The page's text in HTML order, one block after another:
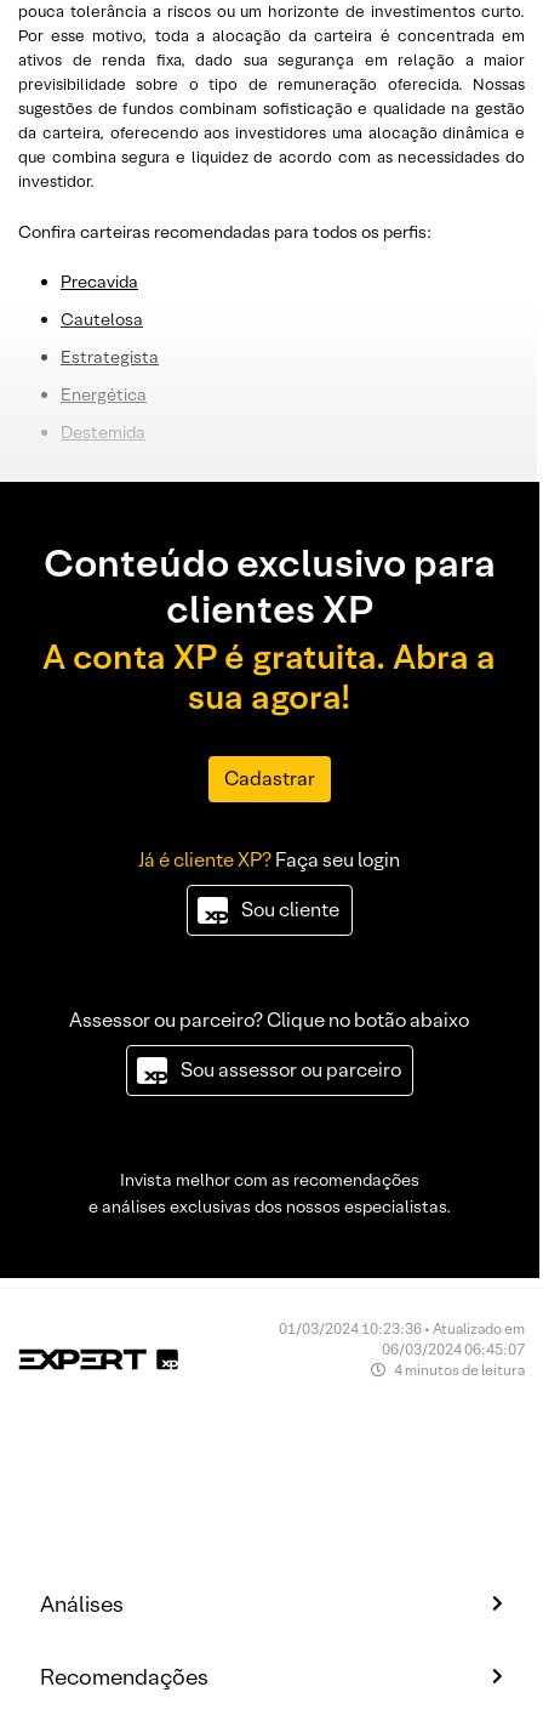
pouca tolerância a riscos ou um horizonte de investimentos curto.
Por esse motivo, toda a alocação da carteira é concentrada em
ativos de renda fixa, dado sua segurança em relação a maior
previsibilidade sobre o tipo de remuneração oferecida. Nossas
sugestões de fundos combinam sofisticação e qualidade na gestão
da carteira, oferecendo aos investidores uma alocação dinâmica e
que combina segura e liquidez de acordo com as necessidades do
investidor.
Confira carteiras recomendadas para todos os perfis:
Precavida
Cautelosa
Estrategista
Energética
Destemida
Conteúdo exclusivo para
clientes XP
A conta XP é gratuita. Abra a
sua agora!
Cadastrar
Já é cliente XP?Faça seu login
Sou cliente
Assessor ou parceiro? Clique no botão abaixo
Sou assessor ou parceiro
Invista melhor com as recomendações
e análises exclusivas dos nossos especialistas.
01/03/2024 10:23:36 • Atualizado em
06/03/2024 06:45:07
4 minutos de leitura
Análises
Recomendações